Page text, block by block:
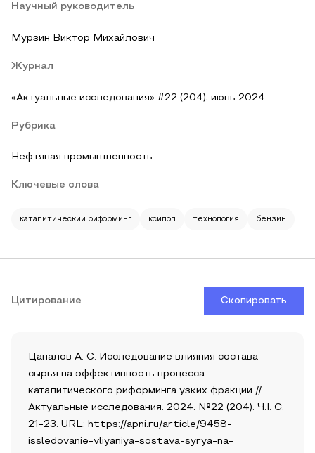
Научный руководитель
Мурзин Виктор Михайлович
Журнал
«Актуальные исследования» #22 (204), июнь 2024
Рубрика
Нефтяная промышленность
Ключевые слова
каталитический риформинг ксилол технология бензин
Цитирование Скопировать
Цапалов А. С. Исследование влияния состава
сырья на эффективность процесса
каталитического риформинга узких фракции //
Актуальные исследования. 2024. №22 (204). Ч.I. С.
21-23. URL: https://apni.ru/article/9458-
issledovanie-vliyaniya-sostava-syrya-na-